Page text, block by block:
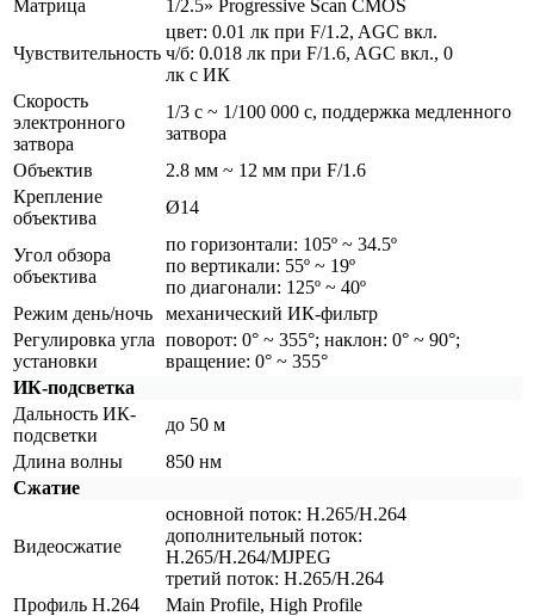
Матрица
1/2.5» Progressive Scan CMOS
Чувствительность
цвет: 0.01 лк при F/1.2, AGC вкл.
ч/б: 0.018 лк при F/1.6, AGC вкл., 0
лк с ИК
Скорость
электронного
затвора
1/3 с ~ 1/100 000 с, поддержка медленного
затвора
Объектив
2.8 мм ~ 12 мм при F/1.6
Крепление
объектива
Ø14
Угол обзора
объектива
по горизонтали: 105º ~ 34.5º
по вертикали: 55º ~ 19º
по диагонали: 125º ~ 40º
Режим день/ночь
механический ИК-фильтр
Регулировка угла
установки
поворот: 0° ~ 355°; наклон: 0° ~ 90°;
вращение: 0° ~ 355°
ИК-подсветка
Дальность ИК-
подсветки
до 50 м
Длина волны
850 нм
Сжатие
Видеосжатие
основной поток: H.265/H.264
дополнительный поток:
H.265/H.264/MJPEG
третий поток: H.265/H.264
Профиль H.264
Main Profile, High Profile